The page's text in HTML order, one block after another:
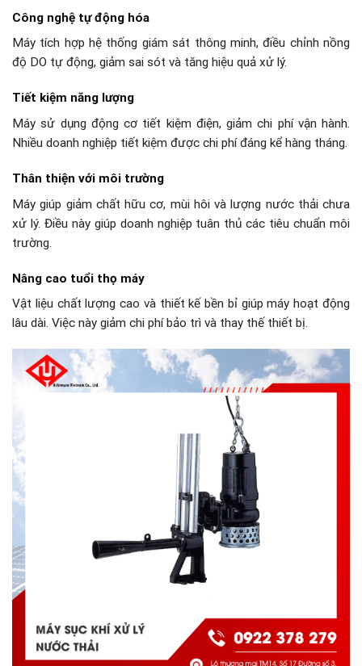
Công nghệ tự động hóa
Máy tích hợp hệ thống giám sát thông minh, điều chỉnh nồng
độ DO tự động, giảm sai sót và tăng hiệu quả xử lý.
Tiết kiệm năng lượng
Máy sử dụng động cơ tiết kiệm điện, giảm chi phí vận hành.
Nhiều doanh nghiệp tiết kiệm được chi phí đáng kể hàng tháng.
Thân thiện với môi trường
Máy giúp giảm chất hữu cơ, mùi hôi và lượng nước thải chưa
xử lý. Điều này giúp doanh nghiệp tuân thủ các tiêu chuẩn môi
trường.
Nâng cao tuổi thọ máy
Vật liệu chất lượng cao và thiết kế bền bỉ giúp máy hoạt động
lâu dài. Việc này giảm chi phí bảo trì và thay thế thiết bị.